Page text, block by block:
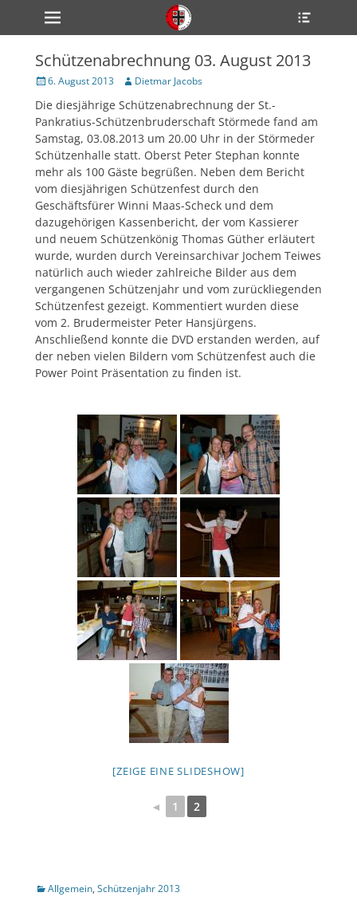
zum
Inhalt
Primärmenü
Schützenabrechnung 03. August 2013
Veröffentlicht
6. August 2013 Author
Dietmar Jacobs
Die diesjährige Schützenabrechnung der St.-
Pankratius-Schützenbruderschaft Störmede fand am
Samstag, 03.08.2013 um 20.00 Uhr in der Störmeder
Schützenhalle statt. Oberst Peter Stephan konnte
mehr als 100 Gäste begrüßen. Neben dem Bericht
vom diesjährigen Schützenfest durch den
Geschäftsfürer Winni Maas-Scheck und dem
dazugehörigen Kassenbericht, der vom Kassierer
und neuem Schützenkönig Thomas Güther erläutert
wurde, wurden durch Vereinsarchivar Jochem Teiwes
natürlich auch wieder zahlreiche Bilder aus dem
vergangenen Schützenjahr und vom zurückliegenden
Schützenfest gezeigt. Kommentiert wurden diese
vom 2. Brudermeister Peter Hansjürgens.
Anschließend konnte die DVD erstanden werden, auf
der neben vielen Bildern vom Schützenfest auch die
Power Point Präsentation zu finden ist.
[ZEIGE EINE SLIDESHOW]
◄ 1 2
Kategorien
Allgemein, Schützenjahr 2013